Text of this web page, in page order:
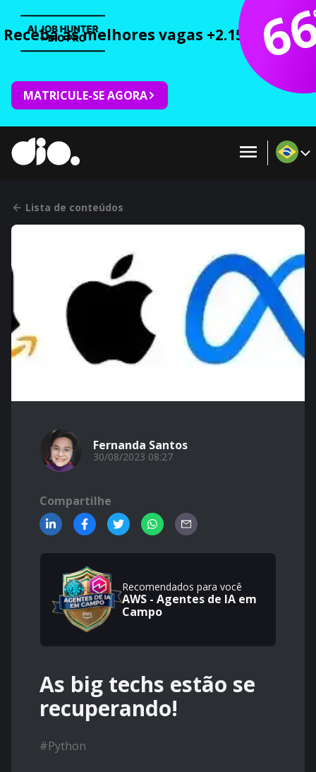
Receba as melhores vagas +2.150 cursos
MATRICULE-SE AGORA
Lista de conteúdos
Fernanda Santos
30/08/2023 08:27
Compartilhe
Recomendados para você
AWS - Agentes de IA em
Campo
As big techs estão se
recuperando!
#Python